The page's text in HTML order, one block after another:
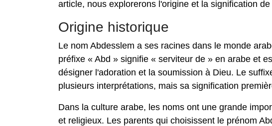
article, nous explorerons l'origine et la signification
Origine historique
Le nom Abdesslem a ses racines dans le monde
préfixe « Abd » signifie « serviteur de » en arabe et
désigner l'adoration et la soumission à Dieu. Le
plusieurs interprétations, mais sa signification
Dans la culture arabe, les noms ont une grande
et religieux. Les parents qui choisissent le prénom